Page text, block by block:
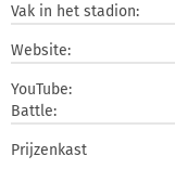
Vak in het stadion:
Website:
YouTube:
Battle:
Prijzenkast